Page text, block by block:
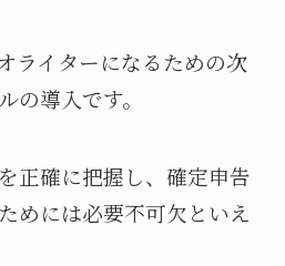
ライターになるための次
の導入です。
正確に把握し、確定申告
めには必要不可欠といえ